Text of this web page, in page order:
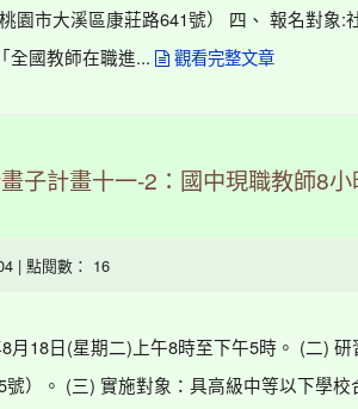
園市大溪區康莊路641號） 四、 報名對象:
全國教師在職進...
觀看完整文章
子計畫十一-2：國中現職教師8
| 點閱數： 16
月18日(星期二)上午8時至下午5時。 (二)
）。 (三) 實施對象：具高級中等以下學校